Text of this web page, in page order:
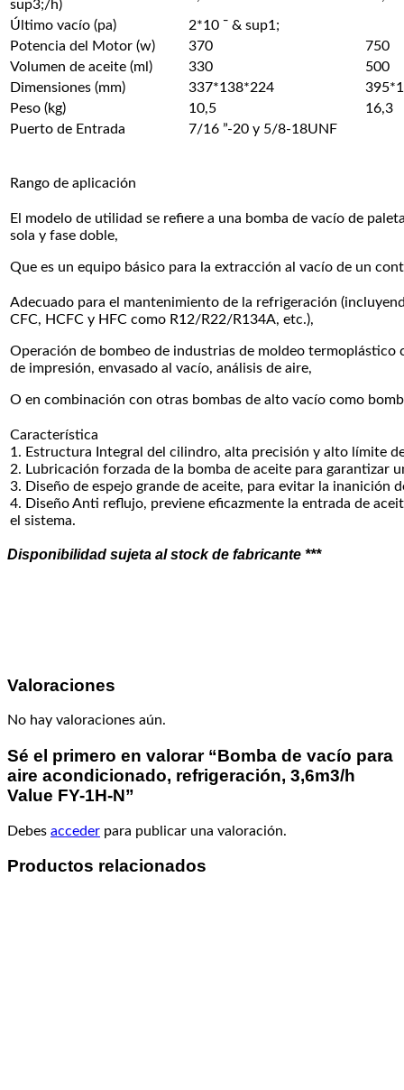
sup3;/h)
Último vacío (pa)
2*10 ˉ & sup1;
Potencia del Motor (w)
370
750
Volumen de aceite (ml)
330
500
Dimensiones (mm)
337*138*224
Peso (kg)
10,5
16,3
Puerto de Entrada
7/16 ”-20 y 5/8-18UNF
Rango de aplicación
El modelo de utilidad se refiere a una bomba de vacío de
sola y fase doble,
Que es un equipo básico para la extracción al vacío de un
Adecuado para el mantenimiento de la refrigeración
CFC, HCFC y HFC como R12/R22/R134A, etc.),
Operación de bombeo de industrias de moldeo termoplástico
de impresión, envasado al vacío, análisis de aire,
O en combinación con otras bombas de alto vacío como
Característica
1. Estructura Integral del cilindro, alta precisión y alto límite
2. Lubricación forzada de la bomba de aceite para garantizar
3. Diseño de espejo grande de aceite, para evitar la inanición
4. Diseño Anti reflujo, previene eficazmente la entrada de
el sistema.
Disponibilidad sujeta al stock de fabricante ***
Valoraciones
No hay valoraciones aún.
Sé el primero en valorar “Bomba de vacío para
aire acondicionado, refrigeración, 3,6m3/h
Value FY-1H-N”
Debes acceder para publicar una valoración.
Productos relacionados